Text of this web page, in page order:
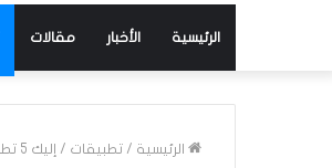
الرئيسية الأخبار مقالات
الرئيسية / تطبيقات / إليك 5 تطبيقات تعليمية للأندرويد تجعل حياتك العملية والدراسية سهلة